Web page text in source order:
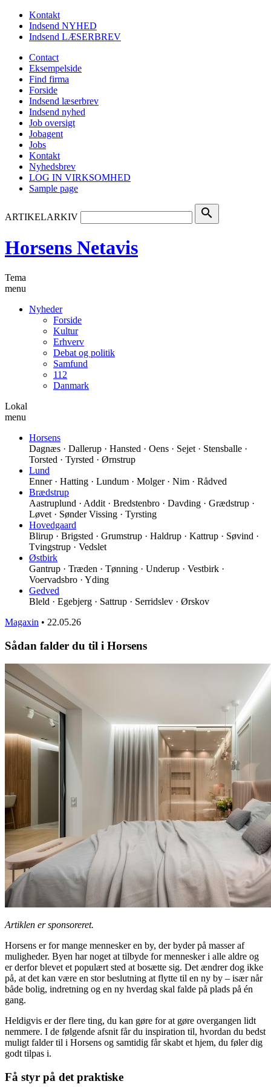
Kontakt
Indsend NYHED
Indsend LÆSERBREV
Contact
Eksempelside
Find firma
Forside
Indsend læserbrev
Indsend nyhed
Job oversigt
Jobagent
Jobs
Kontakt
Nyhedsbrev
LOG IN VIRKSOMHED
Sample page
ARTIKELARKIV search
Horsens Netavis
Tema
menu
Nyheder
Forside
Kultur
Erhverv
Debat og politik
Samfund
112
Danmark
Lokal
menu
Horsens
Dagnæs · Dallerup · Hansted · Oens · Sejet · Stensballe ·
Torsted · Tyrsted · Ørnstrup
Lund
Enner · Hatting · Lundum · Molger · Nim · Rådved
Brædstrup
Aastruplund · Addit · Bredstenbro · Davding · Grædstrup ·
Løvet · Sønder Vissing · Tyrsting
Hovedgaard
Blirup · Brigsted · Grumstrup · Haldrup · Kattrup · Søvind ·
Tvingstrup · Vedslet
Østbirk
Gantrup · Træden · Tønning · Underup · Vestbirk ·
Voervadsbro · Yding
Gedved
Bleld · Egebjerg · Sattrup · Serridslev · Ørskov
Magaxin • 22.05.26
Sådan falder du til i Horsens
Artiklen er sponsoreret.
Horsens er for mange mennesker en by, der byder på masser af
muligheder. Byen har noget at tilbyde for mennesker i alle aldre og
er derfor blevet et populært sted at bosætte sig. Det ændrer dog ikke
på, at det kan være en stor beslutning at flytte til en ny by – især når
både bolig, indretning og en ny hverdag skal falde på plads på én
gang.
Heldigvis er der flere ting, du kan gøre for at gøre overgangen lidt
nemmere. I de følgende afsnit får du inspiration til, hvordan du bedst
muligt falder til i Horsens og samtidig får skabt et hjem, du føler dig
godt tilpas i.
Få styr på det praktiske